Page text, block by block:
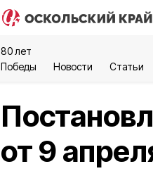
80 лет
Победы
Новости Статьи
от 9